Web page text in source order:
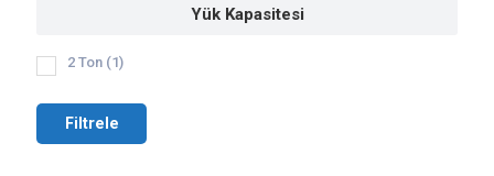
Yük Kapasitesi
2 Ton (1)
Filtrele